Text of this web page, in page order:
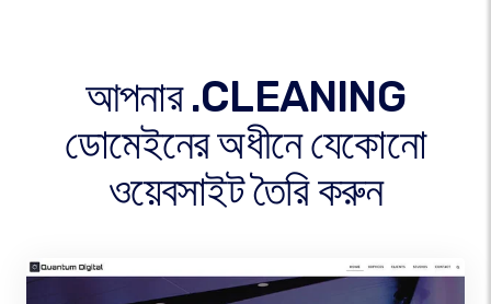
আপনার .CLEANING
ডোমেইনের অধীনে যেকোনো
ওয়েবসাইট তৈরি করুন